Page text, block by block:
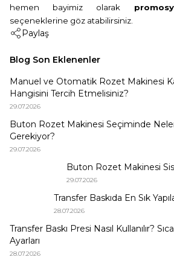
hemen bayimiz olarak
seçeneklerine göz atabilirsiniz.
Paylaş
Blog Son Eklenenler
Manuel ve Otomatik Rozet Makinesi
Hangisini Tercih Etmelisiniz?
29.07.2026
Buton Rozet Makinesi Seçiminde
Gerekiyor?
29.07.2026
Buton Rozet Makinesi
29.07.2026
Transfer Baskıda En Sık
28.07.2026
Transfer Baskı Presi Nasıl Kullanılır?
Ayarları
28.07.2026